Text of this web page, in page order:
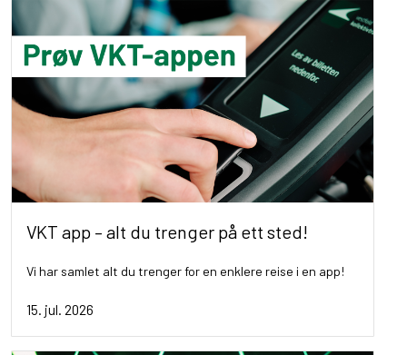
VKT app – alt du trenger på ett sted!
Vi har samlet alt du trenger for en enklere reise i en app!
15. jul. 2026